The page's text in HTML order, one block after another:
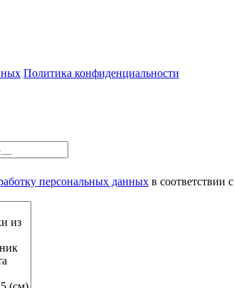
Политика конфиденциальности
персональных данных в соответствии с